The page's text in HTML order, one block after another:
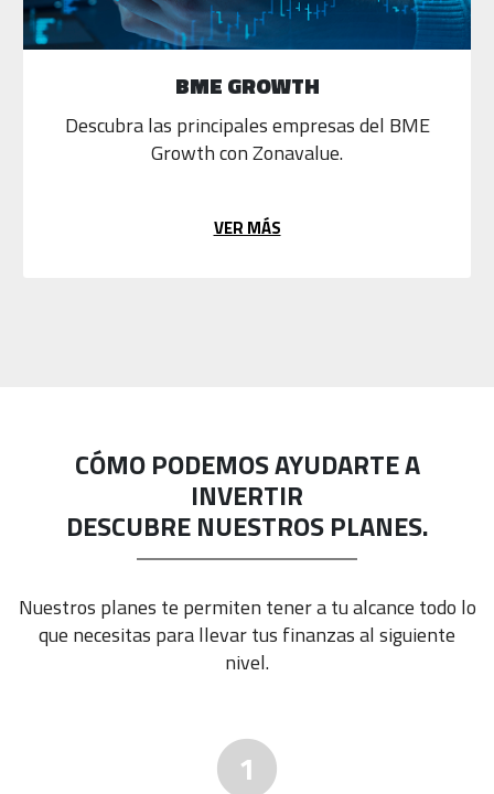
BME GROWTH
Descubra las principales empresas del BME
Growth con Zonavalue.
VER MÁS
CÓMO PODEMOS AYUDARTE A
INVERTIR
DESCUBRE NUESTROS PLANES.
Nuestros planes te permiten tener a tu alcance todo lo
que necesitas para llevar tus finanzas al siguiente
nivel.
1